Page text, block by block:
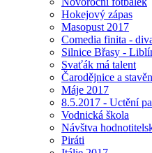
Hokejový zápas
Masopust 2017
Comedia finita -
Silnice Břasy -
Svaťák má talent
Čarodějnice a
Máje 2017
8.5.2017 - Uctění
Vodnická škola
Návštva
Piráti